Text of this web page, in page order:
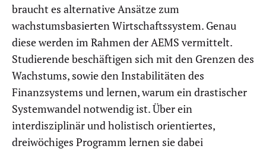
braucht es alternative Ansätze zum
wachstumsbasierten Wirtschaftssystem. Genau
diese werden im Rahmen der AEMS vermittelt.
Studierende beschäftigen sich mit den Grenzen des
Wachstums, sowie den Instabilitäten des
Finanzsystems und lernen, warum ein drastischer
Systemwandel notwendig ist. Über ein
interdisziplinär und holistisch orientiertes,
dreiwöchiges Programm lernen sie dabei